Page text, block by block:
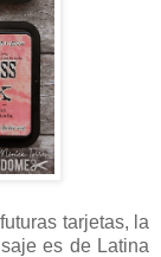
tarjetas, la
es de Latina